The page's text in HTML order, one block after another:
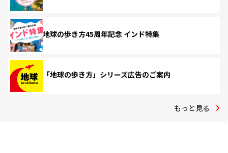
地球の歩き方45周年記念 インド特集
「地球の歩き方」シリーズ広告のご案内
もっと見る